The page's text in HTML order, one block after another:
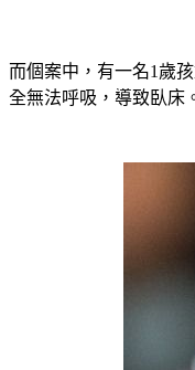
而個案中，有一名1歲
全無法呼吸，導致臥床